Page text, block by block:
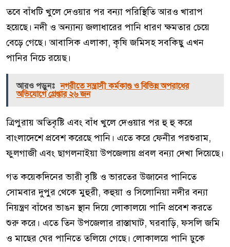
তবে বাঁধটি খুলে দেওয়ার পর বন্যা পরিস্থিতি আরও খারাপ
হয়েছে। নদী ও অন্যান্য জলাধারের পানি ধারণ ক্ষমতার চেয়ে
বেড়ে গেছে। আবাসিক এলাকা, কৃষি জমিসহ সবকিছু এখন
পানির নিচে রয়েছ।
আরও পড়ুনঃ নগরীতে সন্ত্রাসী কর্মকাণ্ড ও বিভিন্ন অপরাধের
অভিযোগে গ্রেপ্তার ২৬ জন
ত্রিপুরায় অতিবৃষ্টি এবং বাঁধ খুলে দেওয়ার পর হু হু করে
বাংলাদেশে প্রবেশ করেছে পানি। এতে করে ফেনীর পরশুরাম,
ফুলগাজী এবং ছাগলনাইয়া উপজেলায় প্রবল বন্যা দেখা দিয়েছে।
গত কয়েকদিনের ভারী বৃষ্টি ও ভারতের উজানের পানিতে
সোমবার দুপুর থেকে মুহুরী, কহুয়া ও সিলোনিয়া নদীর বন্যা
নিয়ন্ত্রণ বাঁধের ভাঙন স্থান দিয়ে লোকালয়ে পানি প্রবেশ করতে
শুরু করে। এতে তিন উপজেলার রাস্তাঘাট, ঘরবাড়ি, ফসলি জমি
ও মাছের ঘের পানিতে তলিয়ে গেছে। লোকালয়ে পানি ঢুকে